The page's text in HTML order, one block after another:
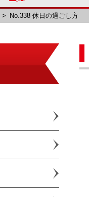
No.338 休日の過ごし方